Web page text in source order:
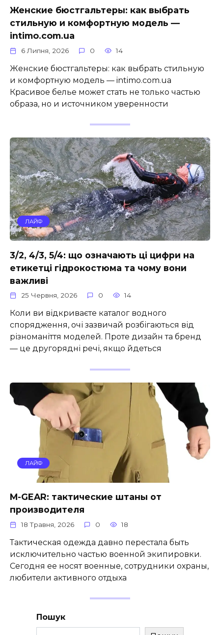
Женские бюстгальтеры: как выбрать
стильную и комфортную модель —
intimo.com.ua
6 Липня, 2026 0 14
Женские бюстгальтеры: как выбрать стильную
и комфортную модель — intimo.com.ua
Красивое белье может стать не только частью
образа, но и источником уверенности
ЛАЙФ
3/2, 4/3, 5/4: що означають ці цифри на
етикетці гідрокостюма та чому вони
важливі
25 Червня, 2026 0 14
Коли ви відкриваєте каталог водного
спорядження, очі зазвичай розбігаються від
різноманіття моделей. Проте дизайн та бренд
— це другорядні речі, якщо йдеться
ЛАЙФ
M-GEAR: тактические штаны от
производителя
18 Травня, 2026 0 18
Тактическая одежда давно перестала быть
исключительно частью военной экипировки.
Сегодня ее носят военные, сотрудники охраны,
любители активного отдыха
Пошук